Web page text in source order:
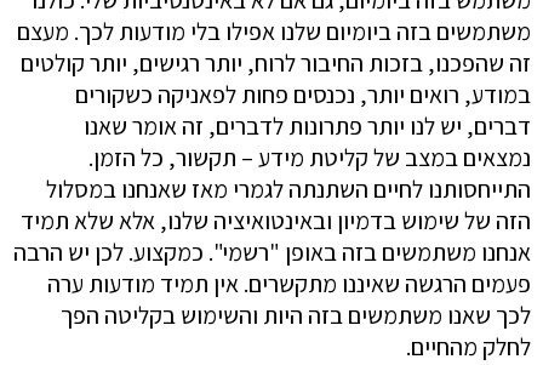
משתמשים בזה ביומיום שלנו אפילו בלי מודעות לכך. מעצם
זה שהפכנו, בזכות החיבור לרוח, יותר רגישים, יותר קולטים
במודע, רואים יותר, נכנסים פחות לפאניקה כשקורים
דברים, יש לנו יותר פתרונות לדברים, זה אומר שאנו
נמצאים במצב של קליטת מידע – תקשור, כל הזמן.
התייחסותנו לחיים השתנתה לגמרי מאז שאנחנו במסלול
הזה של שימוש בדמיון ובאינטואיציה שלנו, אלא שלא תמיד
אנחנו משתמשים בזה באופן "רשמי". כמקצוע. לכן יש הרבה
פעמים הרגשה שאיננו מתקשרים. אין תמיד מודעות ערה
לכך שאנו משתמשים בזה היות והשימוש בקליטה הפך
לחלק מהחיים.